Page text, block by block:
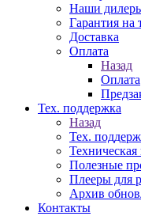
Наши
Гарантия на
Доставка
Оплата
Назад
Оплата
Тех. поддержка
Назад
Тех.
Полезные
Плееры для
Архив
Контакты